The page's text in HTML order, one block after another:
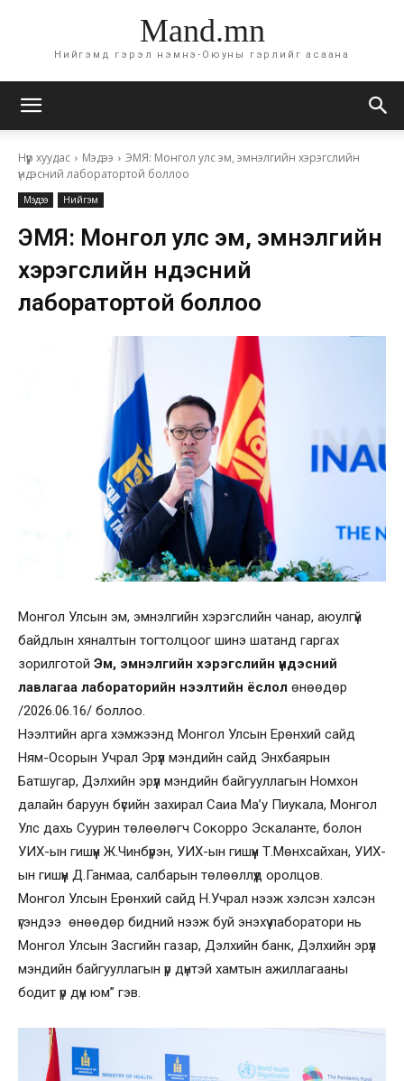
Mand.mn
Нийгэмд гэрэл нэмнэ-Оюуны гэрлийг асаана
Нүүр хуудас Мэдээ
ЭМЯ: Монгол улс эм, эмнэлгийн хэрэгслийн
үндэсний лаборатортой боллоо
Мэдээ Нийгэм
ЭМЯ: Монгол улс эм, эмнэлгийн
хэрэгслийн үндэсний
лаборатортой боллоо
Монгол Улсын эм, эмнэлгийн хэрэгслийн чанар, аюулгүй
байдлын хяналтын тогтолцоог шинэ шатанд гаргах
зорилготой Эм, эмнэлгийн хэрэгслийн үндэсний
лавлагаа лабораторийн нээлтийн ёслол өнөөдөр
/2026.06.16/ боллоо.
Нээлтийн арга хэмжээнд Монгол Улсын Ерөнхий сайд
Ням-Осорын Учрал Эрүүл мэндийн сайд Энхбаярын
Батшугар, Дэлхийн эрүүл мэндийн байгууллагын Номхон
далайн баруун бүсийн захирал Саиа Ма’у Пиукала, Монгол
Улс дахь Суурин төлөөлөгч Сокорро Эскаланте, болон
УИХ-ын гишүүн Ж.Чинбүрэн, УИХ-ын гишүүн Т.Мөнхсайхан, УИХ-
ын гишүүн Д.Ганмаа, салбарын төлөөллүүд оролцов.
Монгол Улсын Ерөнхий сайд Н.Учрал нээж хэлсэн хэлсэн
үгэндээ өнөөдөр бидний нээж буй энэхүү лаборатори нь
Монгол Улсын Засгийн газар, Дэлхийн банк, Дэлхийн эрүүл
мэндийн байгууллагын үр дүнтэй хамтын ажиллагааны
бодит үр дүн юм” гэв.